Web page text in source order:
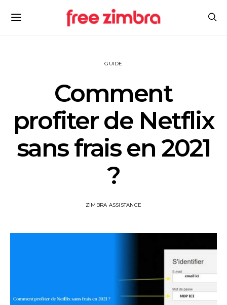
GUIDE
Comment
profiter de Netflix
sans frais en 2021
?
ZIMBRA ASSISTANCE